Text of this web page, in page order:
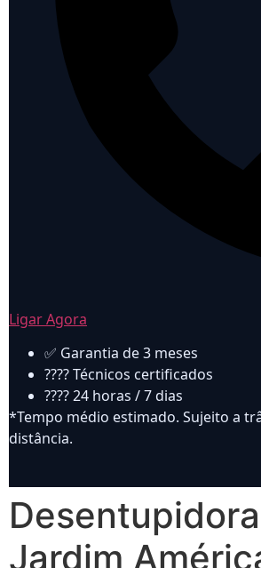
Ligar Agora
✅ Garantia de 3 meses
???? Técnicos certificados
???? 24 horas / 7 dias
*Tempo médio estimado. Sujeito a
distância.
Jardim